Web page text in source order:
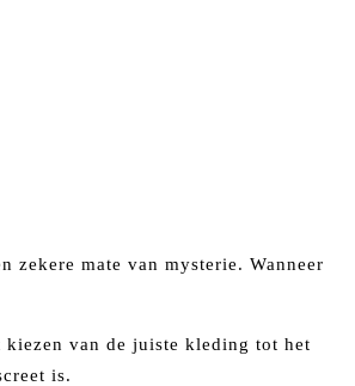
zekere mate van mysterie. Wanneer
van de juiste kleding tot het
is.